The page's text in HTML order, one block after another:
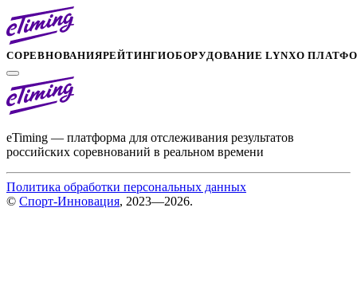
СОРЕВНОВАНИЯРЕЙТИНГИОБОРУДОВАНИЕ LYNXО
eTiming — платформа для отслеживания результатов
российских соревнований в реальном времени
Политика обработки персональных данных
© Спорт-Инновация, 2023—2026.